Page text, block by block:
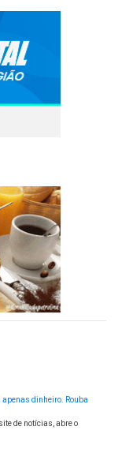
apenas dinheiro. Rouba
de notícias, abre o